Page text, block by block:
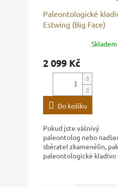
Paleontologické
Estwing (Big Face)
Skladem
2 099 Kč
Do košíku
Pokud jste vášnivý
paleontolog nebo
sběratel zkamenělin,
paleontologické kladivo